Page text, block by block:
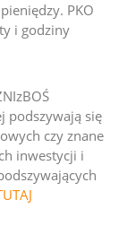
PKO
i godziny
podszywają się
czy znane
inwestycji i